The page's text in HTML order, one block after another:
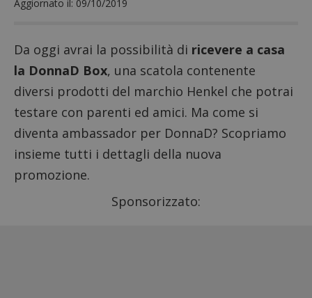
Aggiornato il: 09/10/2019
Da oggi avrai la possibilità di ricevere a casa
la DonnaD Box, una scatola contenente
diversi prodotti del marchio Henkel che potrai
testare con parenti ed amici. Ma come si
diventa ambassador per DonnaD? Scopriamo
insieme tutti i dettagli della nuova
promozione.
Sponsorizzato: